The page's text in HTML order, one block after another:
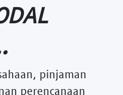
pinjaman
perencanaan